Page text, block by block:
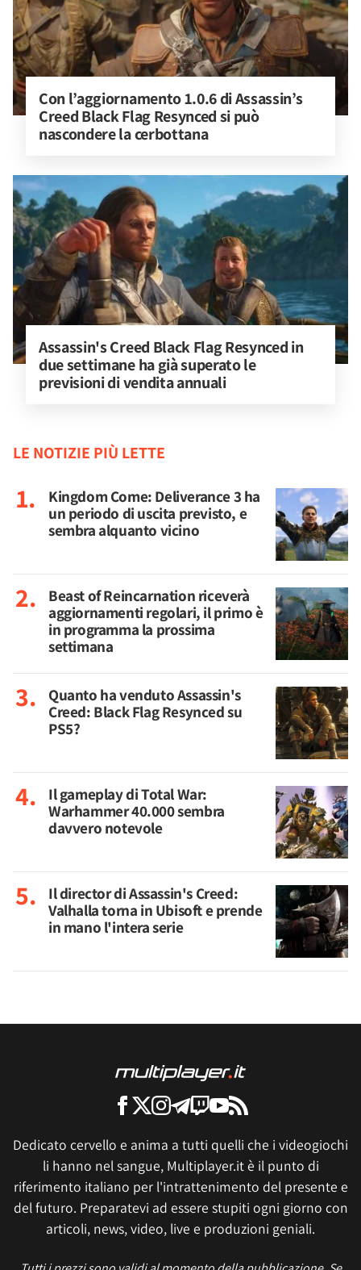
Con l’aggiornamento 1.0.6 di Assassin’s
Creed Black Flag Resynced si può
nascondere la cerbottana
Assassin's Creed Black Flag Resynced in
due settimane ha già superato le
previsioni di vendita annuali
LE NOTIZIE PIÙ LETTE
Kingdom Come: Deliverance 3 ha
un periodo di uscita previsto, e
sembra alquanto vicino
Beast of Reincarnation riceverà
aggiornamenti regolari, il primo è
in programma la prossima
settimana
Quanto ha venduto Assassin's
Creed: Black Flag Resynced su
PS5?
Il gameplay di Total War:
Warhammer 40.000 sembra
davvero notevole
Il director di Assassin's Creed:
Valhalla torna in Ubisoft e prende
in mano l'intera serie
Dedicato cervello e anima a tutti quelli che i videogiochi
li hanno nel sangue, Multiplayer.it è il punto di
riferimento italiano per l'intrattenimento del presente e
del futuro. Preparatevi ad essere stupiti ogni giorno con
articoli, news, video, live e produzioni geniali.